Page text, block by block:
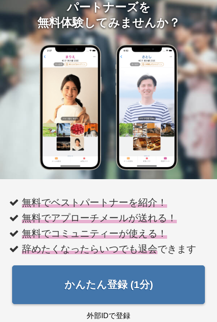
パートナーズを
無料体験してみませんか？
無料でベストパートナーを紹介！
無料でアプローチメールが送れる！
無料でコミュニティーが使える！
辞めたくなったらいつでも退会できます
かんたん登録 (1分)
外部IDで登録